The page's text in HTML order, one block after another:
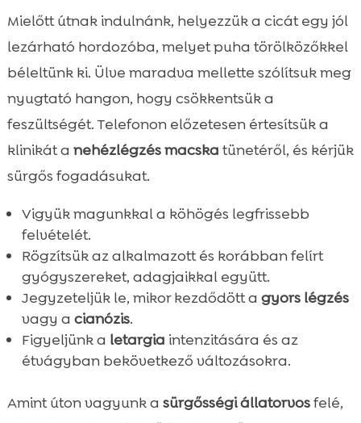
Mielőtt útnak indulnánk, helyezzük a cicát egy jól
lezárható hordozóba, melyet puha törölközőkkel
béleltünk ki. Ülve maradva mellette szólítsuk meg
nyugtató hangon, hogy csökkentsük a
feszültségét. Telefonon előzetesen értesítsük a
klinikát a nehézlégzés macska tünetéről, és kérjük
sürgős fogadásukat.
Vigyük magunkkal a köhögés legfrissebb
felvételét.
Rögzítsük az alkalmazott és korábban felírt
gyógyszereket, adagjaikkal együtt.
Jegyzeteljük le, mikor kezdődött a gyors légzés
vagy a cianózis.
Figyeljünk a letargia intenzitására és az
étvágyban bekövetkező változásokra.
Amint úton vagyunk a sürgősségi állatorvosfelé,